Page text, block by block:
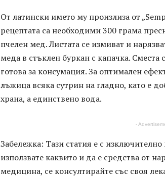
От латински името му произлиза от
рецептата са необходими 300 грама
пчелен мед. Листата се измиват и
меда в стъклен буркан с капачка. Сместа
готова за консумация. За оптимален
лъжица всяка сутрин на гладно, като е
храна, а единствено вода.
-
Забележка: Тази статия е с
използвате каквито и да е средства от
медицина, се консултирайте със своя